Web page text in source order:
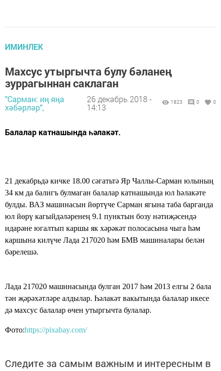
ИМИНЛЕК
Махсус утыргычта булу бәланең
зуррагыннан саклаган
"Сарман: иң яңа
хәбәрләр",
26 декабрь 2018 -
14:13
1823 0 0
Балалар катнашында һәлакәт.
21 декабрьдә кичке 18.00 сәгатьтә Яр Чаллы-Сарман юлының
34 км да балигъ булмаган балалар катнашында юл һәлакәте
булды. ВАЗ машинасын йөртүче Сарман ягына таба барганда
юл йөрү кагыйдәләренең 9.1 пунктын бозу нәтиҗәсендә
идарәне югалтып каршы як хәрәкәт полосасына чыга һәм
каршына килүче Лада 217020 һәм БМВ машиналары белән
бәрелешә.
Лада 217020 машинасында булган 2017 һәм 2013 елгы 2 бала
тән җәрәхәтләре алдылар. Һәлакәт вакытында балалар икесе
дә махсус балалар өчен утыргычта булалар.
Фото:https://pixabay.com/
Следите за самым важным и интересным в